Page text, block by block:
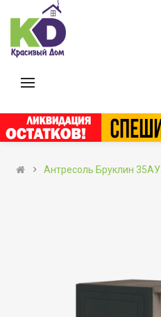
Антресоль Бруклин